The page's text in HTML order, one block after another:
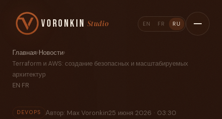
Voronkin Studio EN FR RU
Главная›Новости›
Terraform и AWS: создание безопасных и масштабируемых
архитектур
EN·FR
DEVOPS Автор: Max Voronkin25 июня 2026 · 03:30